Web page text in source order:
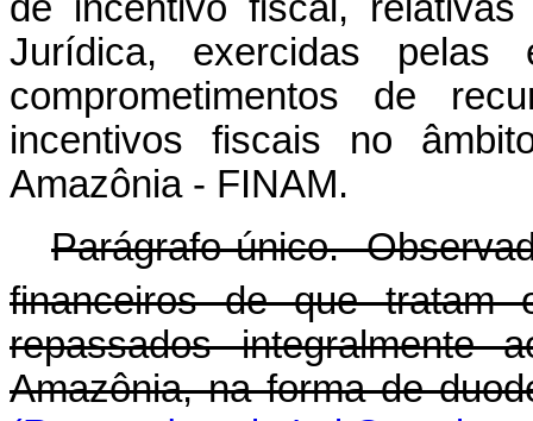
Jurídica, exercidas pelas
comprometimentos de
incentivos fiscais no
Amazônia - FINAM.
Parágrafo único.
financeiros de que tratam
repassados integralmente
Amazônia, na forma de